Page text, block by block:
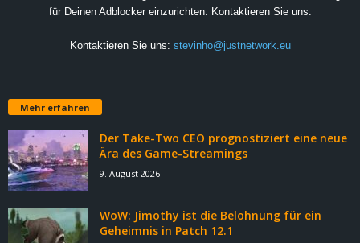
für Deinen Adblocker einzurichten. Kontaktieren Sie uns:
Kontaktieren Sie uns: stevinho@justnetwork.eu
Mehr erfahren
Der Take-Two CEO prognostiziert eine neue
Ära des Game-Streamings
9. August 2026
WoW: Jimothy ist die Belohnung für ein
Geheimnis in Patch 12.1